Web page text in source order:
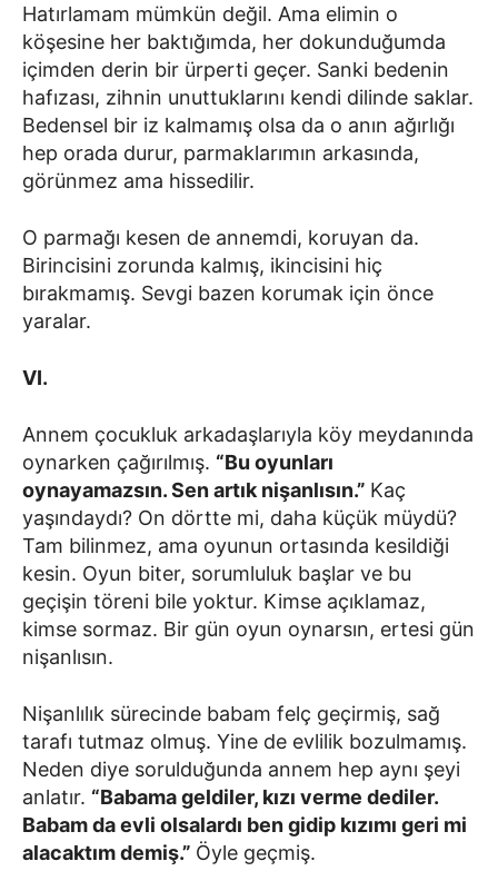
Hatırlamam mümkün değil. Ama elimin o
köşesine her baktığımda, her dokunduğumda
içimden derin bir ürperti geçer. Sanki bedenin
hafızası, zihnin unuttuklarını kendi dilinde saklar.
Bedensel bir iz kalmamış olsa da o anın ağırlığı
hep orada durur, parmaklarımın arkasında,
görünmez ama hissedilir.
O parmağı kesen de annemdi, koruyan da.
Birincisini zorunda kalmış, ikincisini hiç
bırakmamış. Sevgi bazen korumak için önce
yaralar.
VI.
Annem çocukluk arkadaşlarıyla köy meydanında
oynarken çağırılmış. “Bu oyunları
oynayamazsın. Sen artık nişanlısın.” Kaç
yaşındaydı? On dörtte mi, daha küçük müydü?
Tam bilinmez, ama oyunun ortasında kesildiği
kesin. Oyun biter, sorumluluk başlar ve bu
geçişin töreni bile yoktur. Kimse açıklamaz,
kimse sormaz. Bir gün oyun oynarsın, ertesi gün
nişanlısın.
Nişanlılık sürecinde babam felç geçirmiş, sağ
tarafı tutmaz olmuş. Yine de evlilik bozulmamış.
Neden diye sorulduğunda annem hep aynı şeyi
anlatır. “Babama geldiler, kızı verme dediler.
Babam da evli olsalardı ben gidip kızımı geri mi
alacaktım demiş.” Öyle geçmiş.